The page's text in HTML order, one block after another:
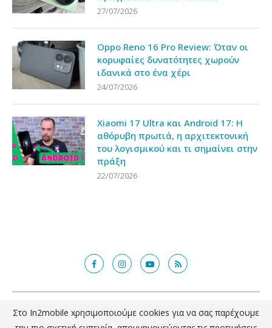
27/07/2026
Oppo Reno 16 Pro Review: Όταν οι
κορυφαίες δυνατότητες χωρούν
ιδανικά στο ένα χέρι
24/07/2026
Xiaomi 17 Ultra και Android 17: Η
αθόρυβη πρωτιά, η αρχιτεκτονική
του λογισμικού και τι σημαίνει στην
πράξη
22/07/2026
@2018 - in2mobile.gr. All Right Reserved. Designed and developed by
mcde.gr
Στο In2mobile xρησιμοποιούμε cookies για να σας παρέχουμε